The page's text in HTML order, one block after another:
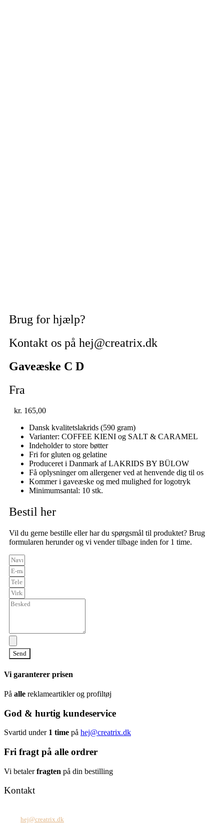
Brug for hjælp?
Kontakt os på hej@creatrix.dk
Gaveæske C D
Fra
kr. 165,00
Dansk kvalitetslakrids (590 gram)
Varianter: COFFEE KIENI og SALT & CARAMEL
Indeholder to store bøtter
Fri for gluten og gelatine
Produceret i Danmark af LAKRIDS BY BÜLOW
Få oplysninger om allergener ved at henvende dig til os
Kommer i gaveæske og med mulighed for logotryk
Minimumsantal: 10 stk.
Bestil her
Vil du gerne bestille eller har du spørgsmål til produktet? Brug
formularen herunder og vi vender tilbage inden for 1 time.
Send
Vi garanterer prisen
På alle reklameartikler og profiltøj
God & hurtig kundeservice
Svartid under 1 time på hej@creatrix.dk
Fri fragt på alle ordrer
Vi betalerfragten på din bestilling
Kontakt
hej@creatrix.dk